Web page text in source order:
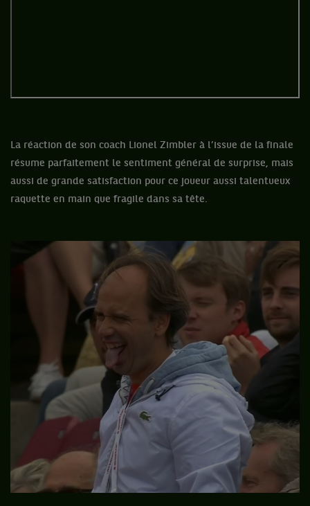
La réaction de son coach Lionel Zimbler à l’issue de la finale
résume parfaitement le sentiment général de surprise, mais
aussi de grande satisfaction pour ce joueur aussi talentueux
raquette en main que fragile dans sa tête.